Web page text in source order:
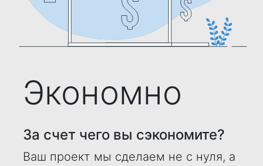
Экономно
За счет чего вы сэкономите?
Ваш проект мы сделаем не с нуля, а